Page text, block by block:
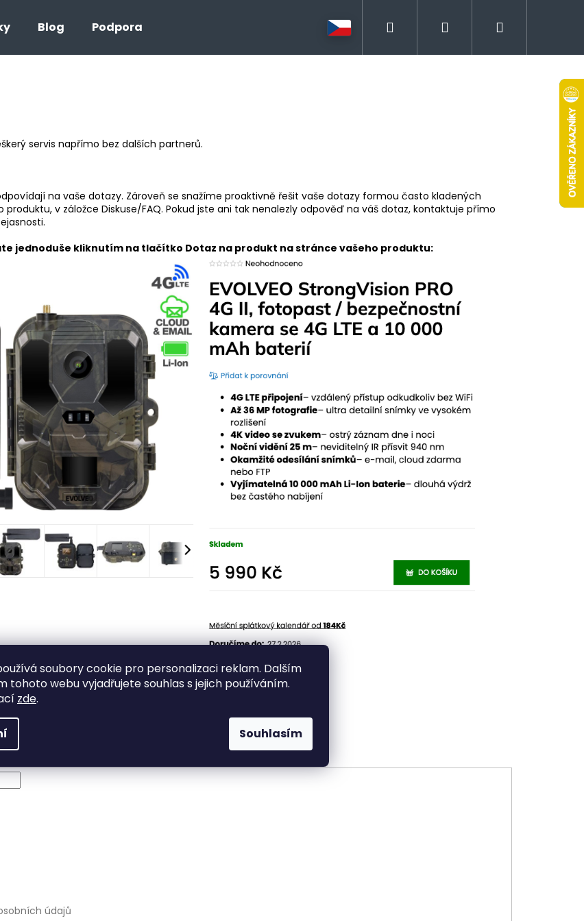
soubory cookie pro personalizaci reklam. Dalším
tohoto webu vyjadřujete souhlas s jejich používáním.
zde.
Souhlasím
Blog Podpora Přihlášení
servis napřímo bez dalších partnerů.
na vaše dotazy. Zároveň se snažíme proaktivně řešit vaše dotazy formou často kladených
v záložce Diskuse/FAQ. Pokud jste ani tak nenalezly odpověď na váš dotaz, kontaktuje přímo
jednoduše kliknutím na tlačítko Dotaz na produkt na stránce vašeho produktu:
podpory
údajů